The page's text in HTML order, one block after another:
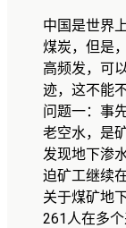
中国是世界
煤炭，但是
高频发，可
迹，这不能
问题一：事
老空水，是
发现地下渗
迫矿工继续
关于煤矿地
261人在多